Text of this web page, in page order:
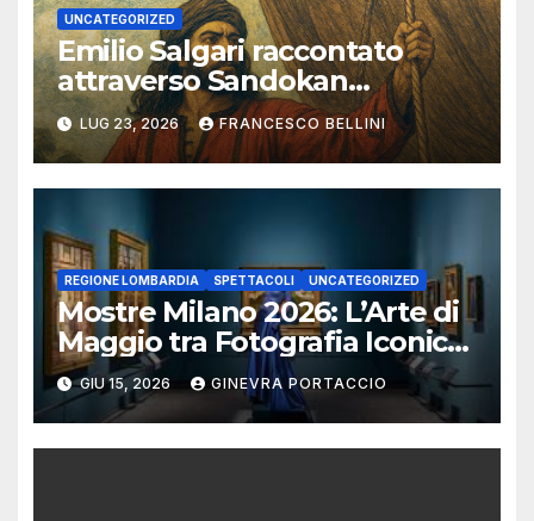
UNCATEGORIZED
Emilio Salgari raccontato
attraverso Sandokan
(seconda ed ultima parte)
LUG 23, 2026 FRANCESCO BELLINI
REGIONE LOMBARDIA SPETTACOLI UNCATEGORIZED
Mostre Milano 2026: L’Arte di
Maggio tra Fotografia Iconica
e Installazioni Immersive
GIU 15, 2026 GINEVRA PORTACCIO